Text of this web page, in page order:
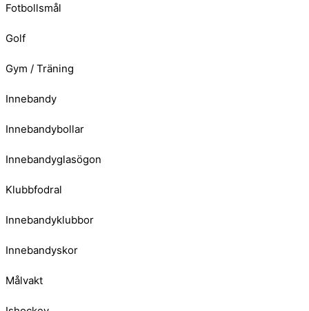
Fotbollsmål
Golf
Gym / Träning
Innebandy
Innebandybollar
Innebandyglasögon
Klubbfodral
Innebandyklubbor
Innebandyskor
Målvakt